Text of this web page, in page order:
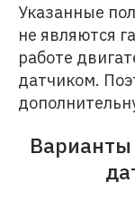
Указанные
не являются
работе
датчиком.
Варианты